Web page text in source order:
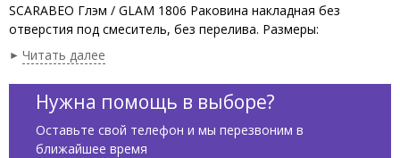
SCARABEO Глэм / GLAM 1806 Раковина накладная без
отверстия под смеситель, без перелива. Размеры:
40x40x12,5h см. Рекомендуется установка на столешницу.
Цвет Древний / Antique Pink. Представленная модель
раковины существует в различных цветовых решениях.
Читать далее
Нужна помощь в выборе?
Оставьте свой телефон и мы перезвоним в
ближайшее время